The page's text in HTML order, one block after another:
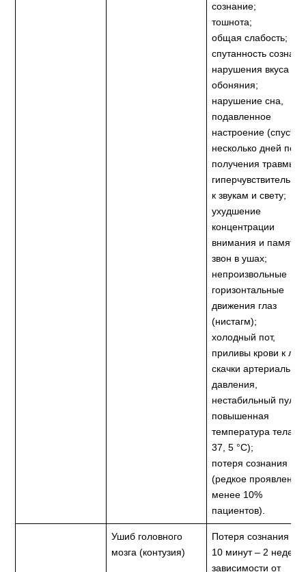
сознание;
тошнота;
общая слабость;
спутанность
нарушения вкуса и
обоняния;
нарушение сна,
подавленное
настроение (спустя
несколько дней
получения травмы);
к звукам и свету;
ухудшение
концентрации
внимания и памяти,
звон в ушах;
непроизвольные
горизонтальные
движения глаз
(нистагм);
холодный пот,
приливы крови к
скачки
давления,
нестабильный
повышенная
температура тела
37, 5 °C);
потеря сознания
(редкое
менее 10%
пациентов).
Ушиб головного
мозга (контузия)
Потеря сознания на
10 минут – 2 недели
зависимости от